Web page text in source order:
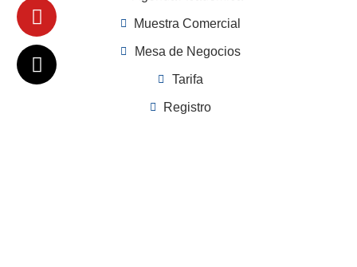
Muestra Comercial
Mesa de Negocios
Tarifa
Registro